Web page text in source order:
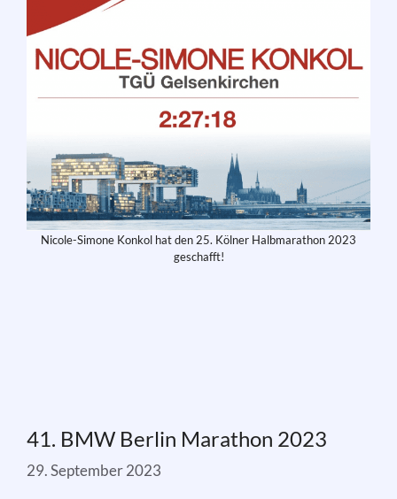
Nicole-Simone Konkol hat den 25. Kölner Halbmarathon 2023
geschafft!
41. BMW Berlin Marathon 2023
29. September 2023